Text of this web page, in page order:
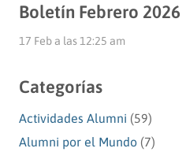
Boletín Febrero 2026
17 Feb a las 12:25 am
Categorías
Actividades Alumni (59)
Alumni por el Mundo (7)